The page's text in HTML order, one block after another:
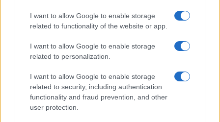
I want to allow Google to enable storage
related to functionality of the website or app.
I want to allow Google to enable storage
related to personalization.
I want to allow Google to enable storage
related to security, including authentication
functionality and fraud prevention, and other
user protection.